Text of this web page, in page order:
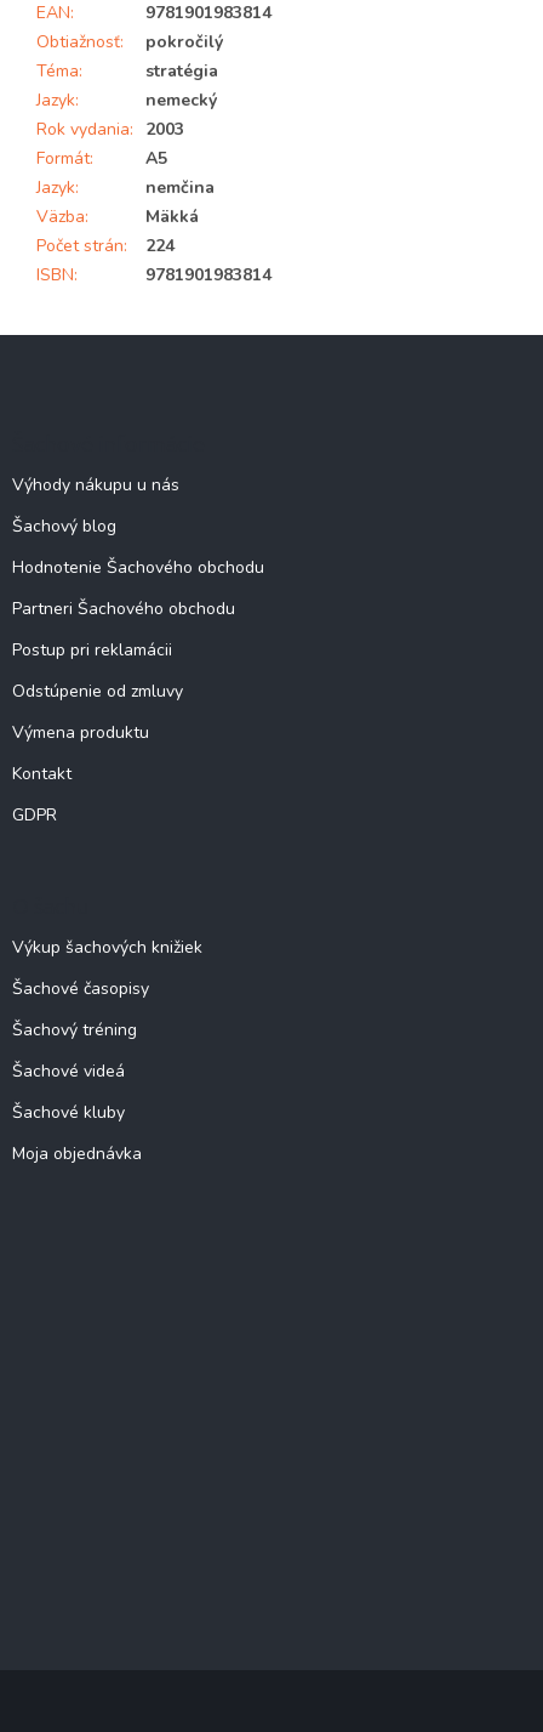
EAN:
9781901983814
Obtiažnosť:
pokročilý
Téma:
stratégia
Jazyk:
nemecký
Rok vydania:
2003
Formát:
A5
Jazyk:
nemčina
Väzba:
Mäkká
Počet strán:
224
ISBN: 9781901983814
Výhody nákupu u nás
Šachový blog
Hodnotenie Šachového obchodu
Partneri Šachového obchodu
Postup pri reklamácii
Odstúpenie od zmluvy
Výmena produktu
Kontakt
GDPR
Výkup šachových knižiek
Šachové časopisy
Šachový tréning
Šachové videá
Šachové kluby
Moja objednávka